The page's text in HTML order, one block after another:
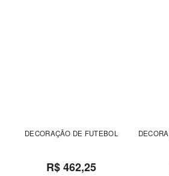
DECORAÇÃO DE FUTEBOL
R$ 462,25